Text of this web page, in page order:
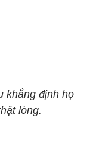
khẳng định họ
lòng.